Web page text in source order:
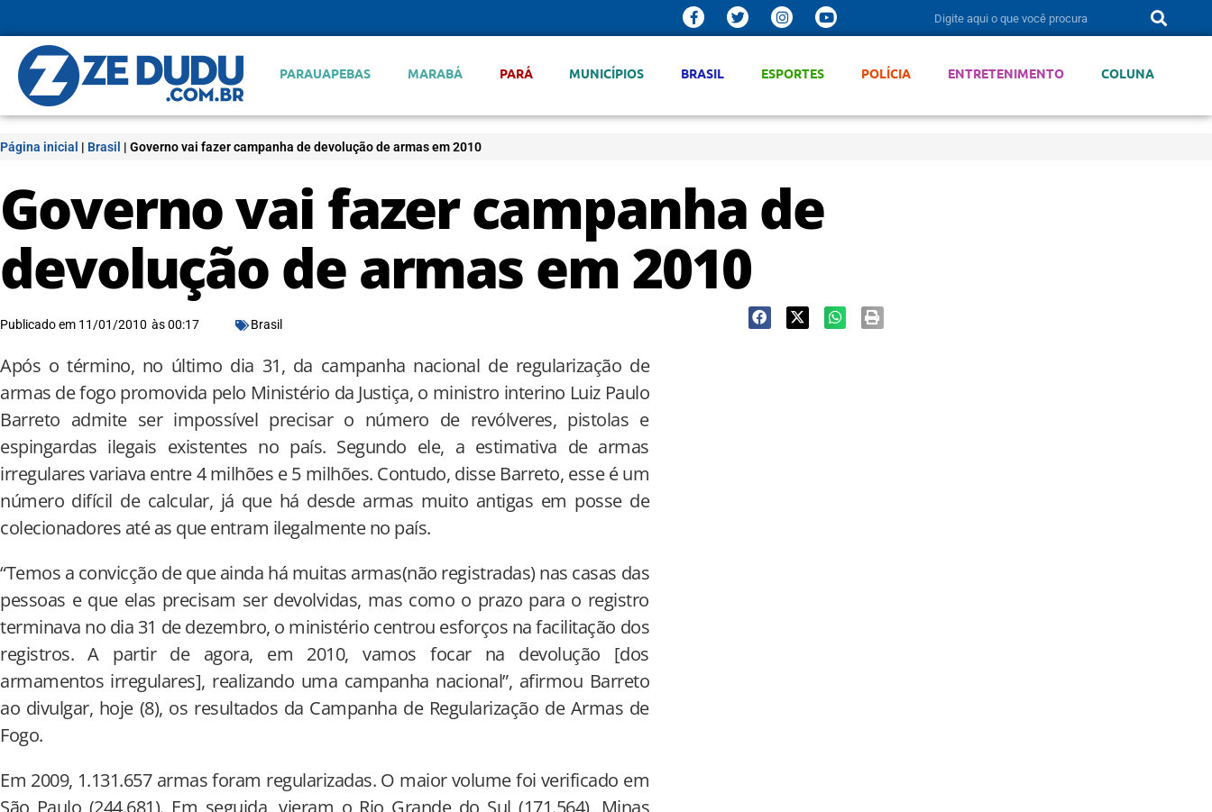
PARAUAPEBAS MARABÁ PARÁ MUNICÍPIOS BRASIL ESPORTES POLÍCIA ENTRETENIMENTO COLUNA
Página inicial | Brasil | Governo vai fazer campanha de devolução de armas em 2010
Governo vai fazer campanha de
devolução de armas em 2010
Publicado em 11/01/2010 às00:17 Brasil
Após o término, no último dia 31, da campanha nacional de regularização de
armas de fogo promovida pelo Ministério da Justiça, o ministro interino Luiz Paulo
Barreto admite ser impossível precisar o número de revólveres, pistolas e
espingardas ilegais existentes no país. Segundo ele, a estimativa de armas
irregulares variava entre 4 milhões e 5 milhões. Contudo, disse Barreto, esse é um
número difícil de calcular, já que há desde armas muito antigas em posse de
colecionadores até as que entram ilegalmente no país.
“Temos a convicção de que ainda há muitas armas(não registradas) nas casas das
pessoas e que elas precisam ser devolvidas, mas como o prazo para o registro
terminava no dia 31 de dezembro, o ministério centrou esforços na facilitação dos
registros. A partir de agora, em 2010, vamos focar na devolução [dos
armamentos irregulares], realizando uma campanha nacional”, afirmou Barreto
ao divulgar, hoje (8), os resultados da Campanha de Regularização de Armas de
Fogo.
Em 2009, 1.131.657 armas foram regularizadas. O maior volume foi verificado em
São Paulo (244.681). Em seguida, vieram o Rio Grande do Sul (171.564), Minas